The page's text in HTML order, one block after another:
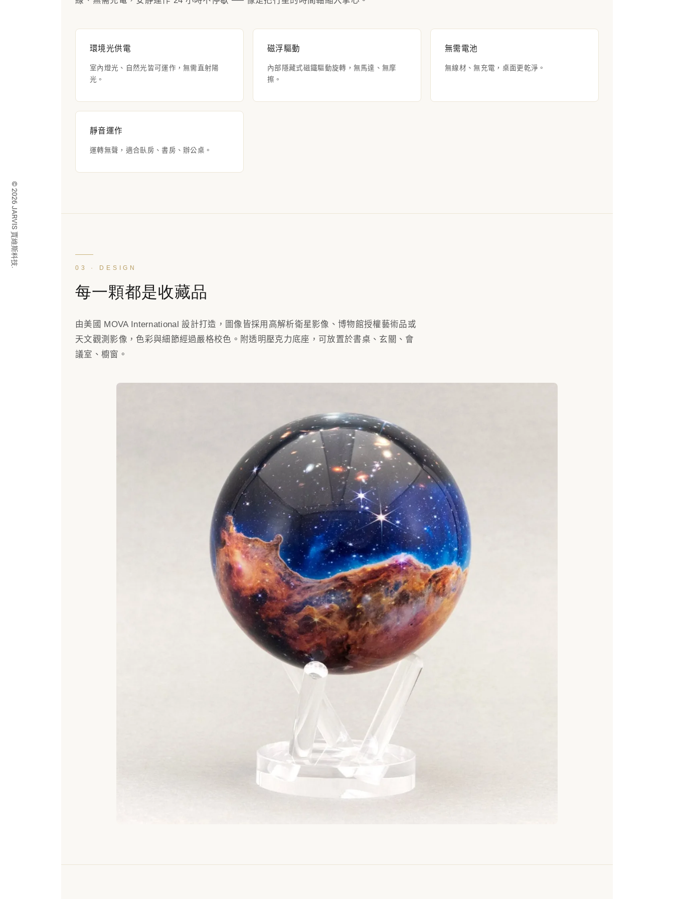
環境光供電
室內燈光、自然光皆可運作，無需直射陽
光。
磁浮驅動
內部隱藏式磁鐵驅動旋轉，無馬達、無摩
擦。
無需電池
無線材、無充電，桌面更乾淨。
靜音運作
運轉無聲，適合臥房、書房、辦公桌。
03 · DESIGN
每一顆都是收藏品
由美國 MOVA International 設計打造，圖像皆採用高解析衛星影像、博物館授權藝術品或
天文觀測影像，色彩與細節經過嚴格校色。附透明壓克力底座，可放置於書桌、玄關、會
議室、櫥窗。
© 2026 JARVIS 賈維斯科技.